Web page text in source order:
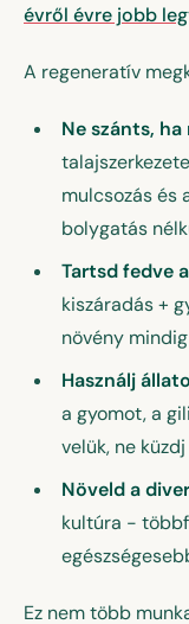
évről évre jobb
A regeneratív
Ne szánts,
mulcsozás és
bolygatás
Tartsd fedve
kiszáradás +
növény
Használj
a gyomot, a
velük, ne
Növeld a
kultúra -
Ez nem több